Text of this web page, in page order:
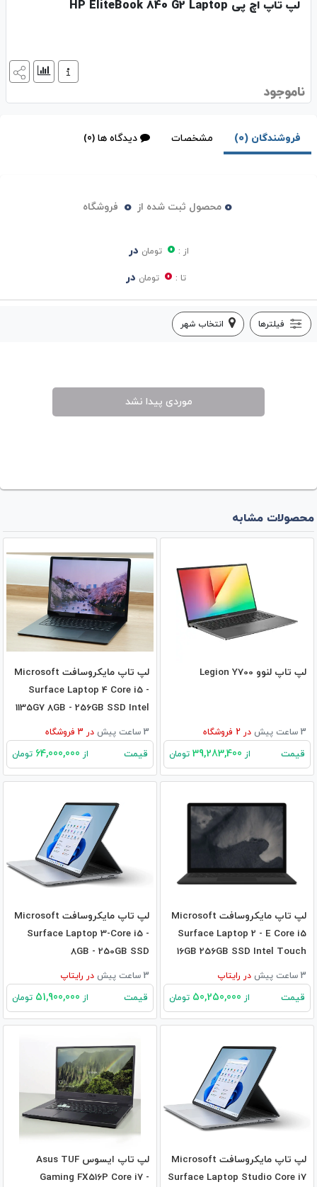
لپ تاپ اچ‌ پی HP EliteBook 840 G2 Laptop
ناموجود
فروشندگان (0) مشخصات دیدگاه ها (0)
0 محصول ثبت شده از 0 فروشگاه
از : 0 تومان در
تا : 0 تومان در
فیلترها انتخاب شهر
موردی پیدا نشد
محصولات مشابه
لپ تاپ لنوو Legion Y700
3 ساعت پیش در فروشگاه
قیمت از تومان
لپ تاپ مایکروسافت Microsoft
Surface Laptop 4 Core i5 -
1135G7 8GB - 256GB SSD Intel
3 ساعت پیش در فروشگاه
قیمت از تومان
لپ تاپ مایکروسافت Microsoft
Surface Laptop 2 - E Core i5
16GB 256GB SSD Intel Touch
3 ساعت پیش در رایتاپ
قیمت از تومان
لپ تاپ مایکروسافت Microsoft
Surface Laptop 3-Core i5 -
8GB - 250GB SSD
3 ساعت پیش در رایتاپ
قیمت از تومان
لپ تاپ مایکروسافت Microsoft
Surface Laptop Studio Core i7
لپ تاپ ایسوس Asus TUF
Gaming FX516P Core i7 -